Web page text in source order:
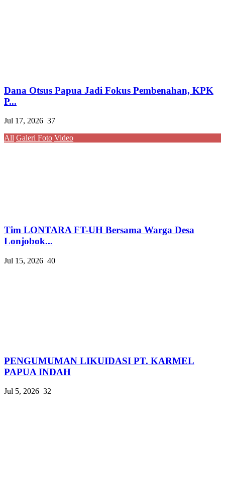
Dana Otsus Papua Jadi Fokus Pembenahan, KPK
P...
Jul 17, 2026 37
All Galeri Foto Video
Tim LONTARA FT-UH Bersama Warga Desa
Lonjobok...
Jul 15, 2026 40
PENGUMUMAN LIKUIDASI PT. KARMEL
PAPUA INDAH
Jul 5, 2026 32